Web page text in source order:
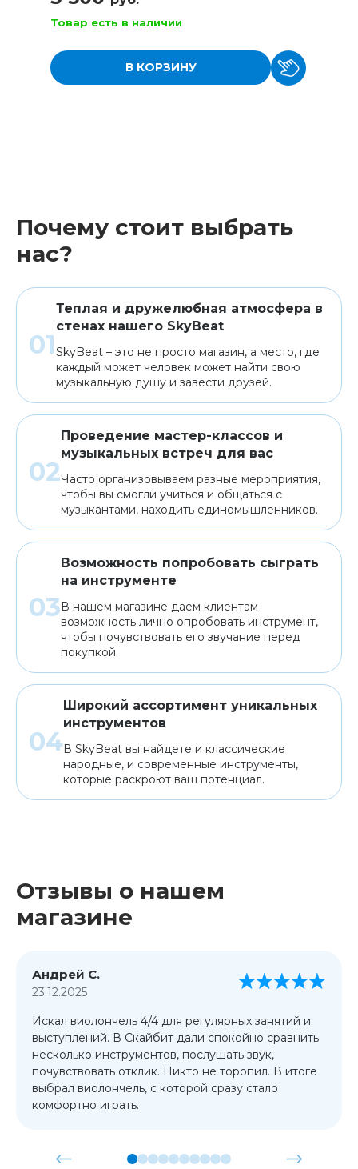
Товар есть в наличии
В КОРЗИНУ
Почему стоит выбрать
нас?
Теплая и дружелюбная атмосфера в
стенах нашего SkyBeat
SkyBeat – это не просто магазин, а место, где
каждый может человек может найти свою
музыкальную душу и завести друзей.
Проведение мастер-классов и
музыкальных встреч для вас
Часто организовываем разные мероприятия,
чтобы вы смогли учиться и общаться с
музыкантами, находить единомышленников.
Возможность попробовать сыграть
на инструменте
В нашем магазине даем клиентам
возможность лично опробовать инструмент,
чтобы почувствовать его звучание перед
покупкой.
Широкий ассортимент уникальных
инструментов
В SkyBeat вы найдете и классические
народные, и современные инструменты,
которые раскроют ваш потенциал.
Отзывы о нашем
магазине
Андрей С.
23.12.2025
Искал виолончель 4/4 для регулярных занятий и
выступлений. В Скайбит дали спокойно сравнить
несколько инструментов, послушать звук,
почувствовать отклик. Никто не торопил. В итоге
выбрал виолончель, с которой сразу стало
комфортно играть.